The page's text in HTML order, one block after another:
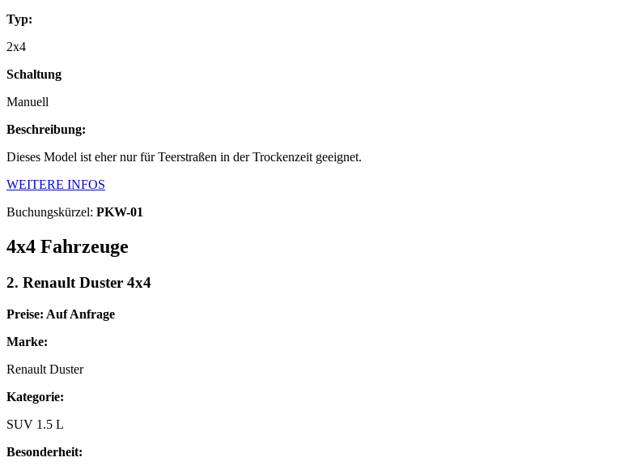
Typ:
2x4
Schaltung
Manuell
Beschreibung:
Dieses Model ist eher nur für Teerstraßen in der Trockenzeit geeignet.
WEITERE INFOS
Buchungskürzel: PKW-01
4x4 Fahrzeuge
2. Renault Duster 4x4
Preise: Auf Anfrage
Marke:
Renault Duster
Kategorie:
SUV 1.5 L
Besonderheit: